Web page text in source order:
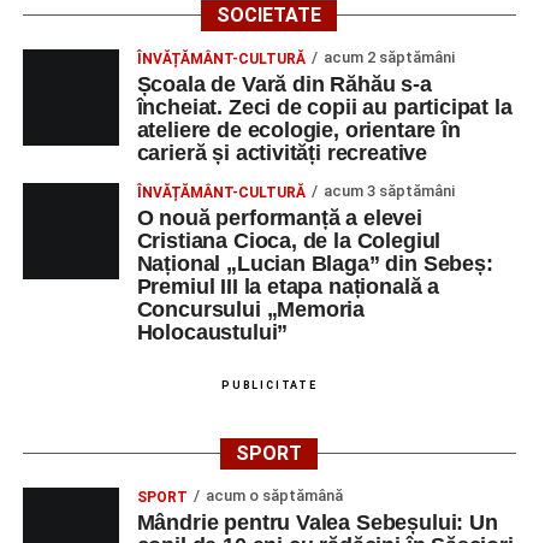
SOCIETATE
ÎNVĂȚĂMÂNT-CULTURĂ acum 2 săptămâni
Școala de Vară din Răhău s-a
încheiat. Zeci de copii au participat la
ateliere de ecologie, orientare în
carieră și activități recreative
ÎNVĂȚĂMÂNT-CULTURĂ acum 3 săptămâni
O nouă performanță a elevei
Cristiana Cioca, de la Colegiul
Național „Lucian Blaga” din Sebeș:
Premiul III la etapa națională a
Concursului „Memoria
Holocaustului”
PUBLICITATE
SPORT
SPORT acum o săptămână
Mândrie pentru Valea Sebeșului: Un